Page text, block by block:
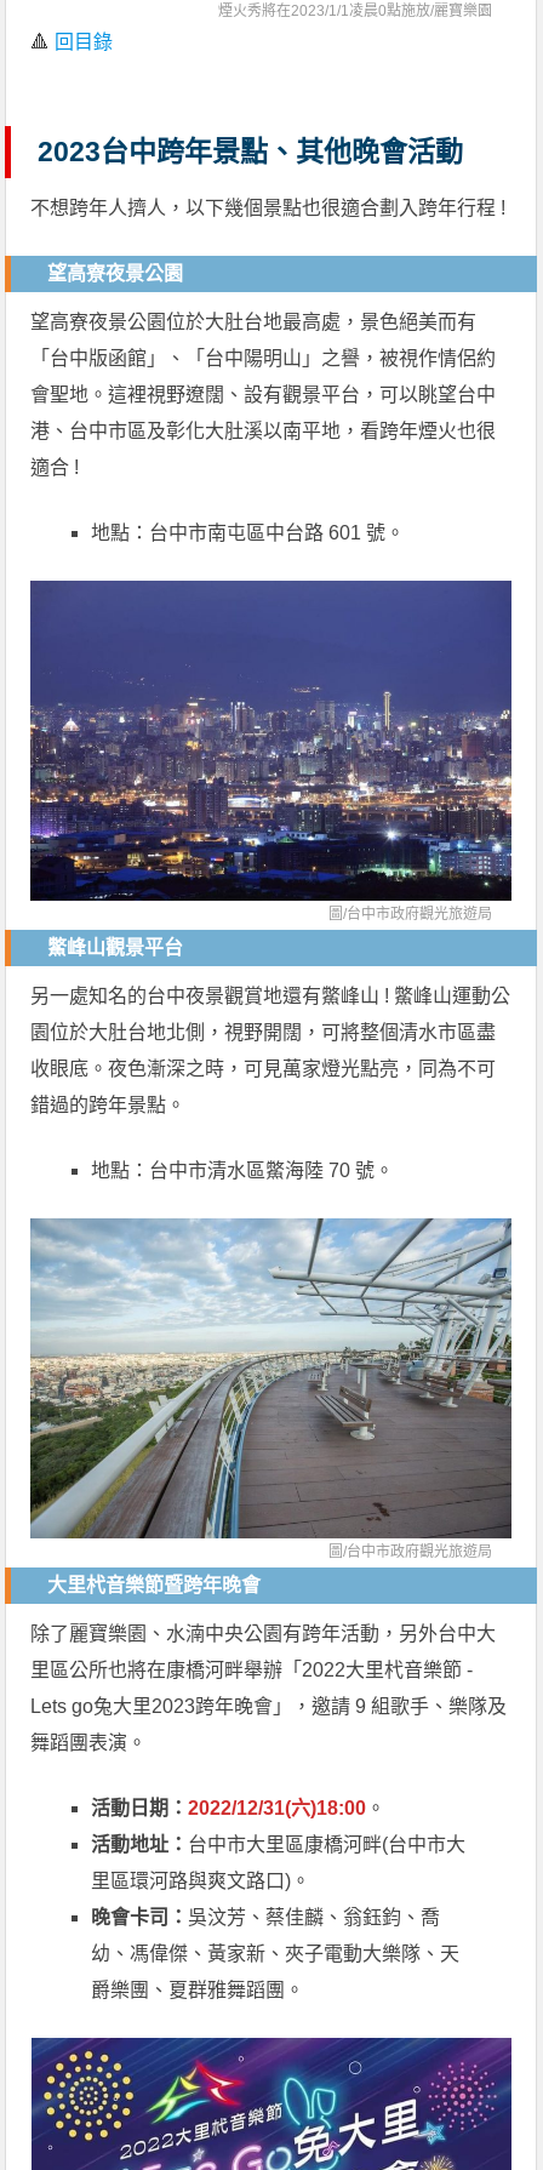
煙火秀將在2023/1/1凌晨0點施放/麗寶樂園
🔺 回目錄
2023台中跨年景點、其他晚會活動
不想跨年人擠人，以下幾個景點也很適合劃入跨年行程 !
望高寮夜景公園
望高寮夜景公園位於大肚台地最高處，景色絕美而有
「台中版函館」、「台中陽明山」之譽，被視作情侶約
會聖地。這裡視野遼闊、設有觀景平台，可以眺望台中
港、台中市區及彰化大肚溪以南平地，看跨年煙火也很
適合 !
地點：台中市南屯區中台路 601 號。
圖/台中市政府觀光旅遊局
鱉峰山觀景平台
另一處知名的台中夜景觀賞地還有鱉峰山 ! 鱉峰山運動公
園位於大肚台地北側，視野開闊，可將整個清水市區盡
收眼底。夜色漸深之時，可見萬家燈光點亮，同為不可
錯過的跨年景點。
地點：台中市清水區鱉海陸 70 號。
圖/台中市政府觀光旅遊局
大里杙音樂節暨跨年晚會
除了麗寶樂園、水湳中央公園有跨年活動，另外台中大
里區公所也將在康橋河畔舉辦「2022大里杙音樂節 -
Lets go兔大里2023跨年晚會」，邀請 9 組歌手、樂隊及
舞蹈團表演。
活動日期：2022/12/31(六)18:00 。
活動地址： 台中市大里區康橋河畔(台中市大
里區環河路與爽文路口)。
晚會卡司： 吳汶芳、蔡佳麟、翁鈺鈞、喬
幼、馮偉傑、黃家新、夾子電動大樂隊、天
爵樂團、夏群雅舞蹈團。